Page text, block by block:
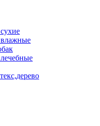
влажные